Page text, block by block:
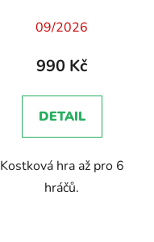
09/2026
990 Kč
DETAIL
Kostková hra až pro 6
hráčů.